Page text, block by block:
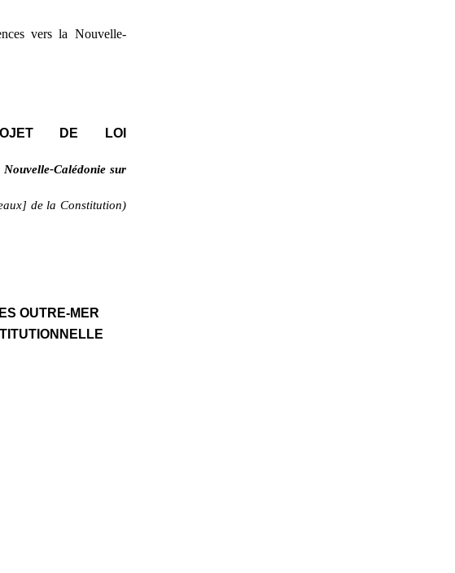
vers la Nouvelle-
DE LOI
Calédonie sur
de la Constitution)
OUTRE-MER